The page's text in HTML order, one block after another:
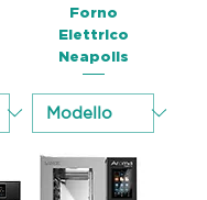
Forno
Elettrico
Neapolis